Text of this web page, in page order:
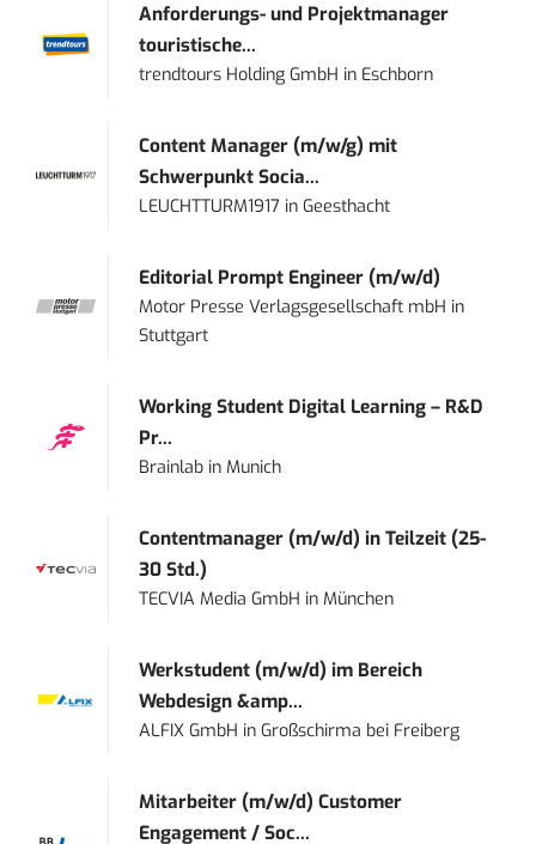
Anforderungs- und Projektmanager
touristische...
trendtours Holding GmbH in Eschborn
Content Manager (m/w/g) mit
Schwerpunkt Socia...
LEUCHTTURM1917 inGeesthacht
Editorial Prompt Engineer (m/w/d)
Motor Presse Verlagsgesellschaft mbH in
Stuttgart
Working Student Digital Learning – R&D
Pr...
Brainlab inMunich
Contentmanager (m/w/d) in Teilzeit (25-
30 Std.)
TECVIA Media GmbH inMünchen
Werkstudent (m/w/d) im Bereich
Webdesign &amp...
ALFIX GmbH inGroßschirma bei Freiberg
Mitarbeiter (m/w/d) Customer
Engagement / Soc...